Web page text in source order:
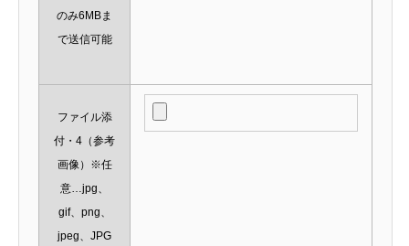
のみ6MBま
で送信可能
ファイル添
付・4（参考
画像）※任
意…jpg、
gif、png、
jpeg、JPG